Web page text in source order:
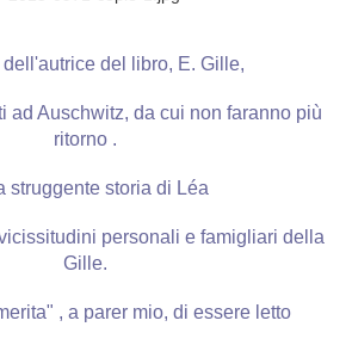
dell'autrice del libro, E. Gille,
ad Auschwitz, da cui non faranno più
ritorno .
struggente storia di Léa
personali e famigliari della
Gille.
, a parer mio, di essere letto